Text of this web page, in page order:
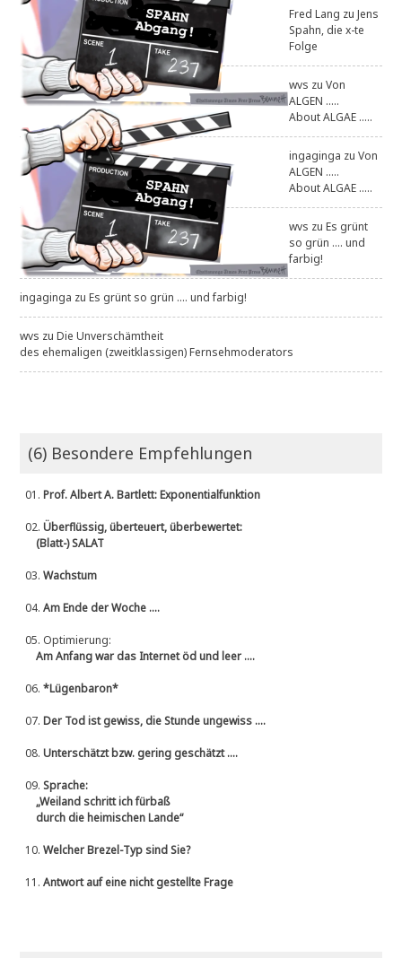
Fred Lang zuJens
Spahn, die x-te
Folge
wvs zuVon
ALGEN .....
About ALGAE .....
ingaginga zuVon
ALGEN .....
About ALGAE .....
wvs zuEs grünt
so grün .... und
farbig!
ingaginga zuEs grünt so grün .... und farbig!
wvs zuDie Unverschämtheit
des ehemaligen (zweitklassigen) Fernsehmoderators
(6) Besondere Empfehlungen
01.Prof. Albert A. Bartlett: Exponentialfunktion
02.Überflüssig, überteuert, überbewertet:
(Blatt-) SALAT
03.Wachstum
04.Am Ende der Woche ....
05. Optimierung:
Am Anfang war das Internet öd und leer ....
06.*Lügenbaron*
07.Der Tod ist gewiss, die Stunde ungewiss ....
08.Unterschätzt bzw. gering geschätzt ....
09.Sprache:
„Weiland schritt ich fürbaß
durch die heimischen Lande“
10.Welcher Brezel-Typ sind Sie?
11.Antwort auf eine nicht gestellte Frage